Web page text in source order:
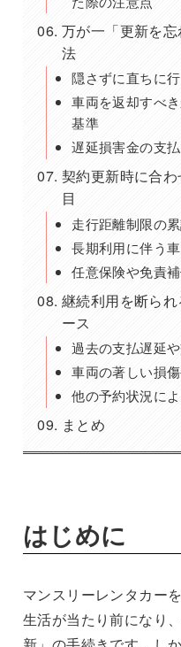
万が一「更新を
法
隠さずに直ちに
車両を返却すべ
基準
遅延損害金の支
契約更新時に合
目
走行距離制限の
長期利用に伴う
任意保険や免責
継続利用を断ら
ース
過去の支払遅延
車両の著しい損
他の予約状況に
まとめ
はじめに
マンスリーレンタカー
生活が当たり前になり